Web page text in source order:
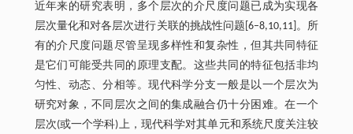
近年来的研究表明，多个层次的介尺度问题已成为实现各
层次量化和对各层次进行关联的挑战性问题[6–8,10,11]。所
有的介尺度问题尽管呈现多样性和复杂性，但其共同特征
是它们可能受共同的原理支配。这些共同的特征包括非均
匀性、动态、分相等。现代科学分支一般是以一个层次为
研究对象，不同层次之间的集成融合仍十分困难。在一个
层次(或一个学科)上，现代科学对其单元和系统尺度关注较